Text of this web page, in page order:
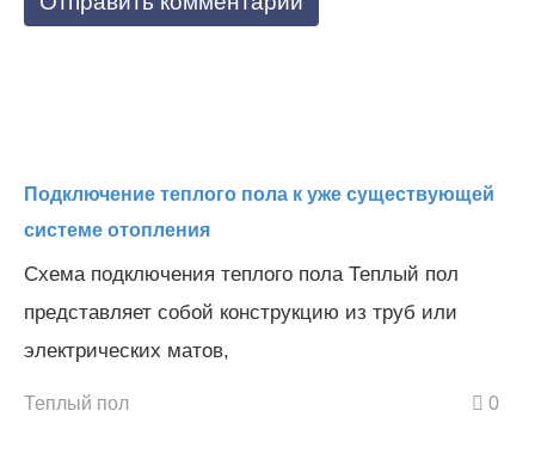
Подключение теплого пола к уже существующей
системе отопления
Схема подключения теплого пола Теплый пол
представляет собой конструкцию из труб или
электрических матов,
Теплый пол 0